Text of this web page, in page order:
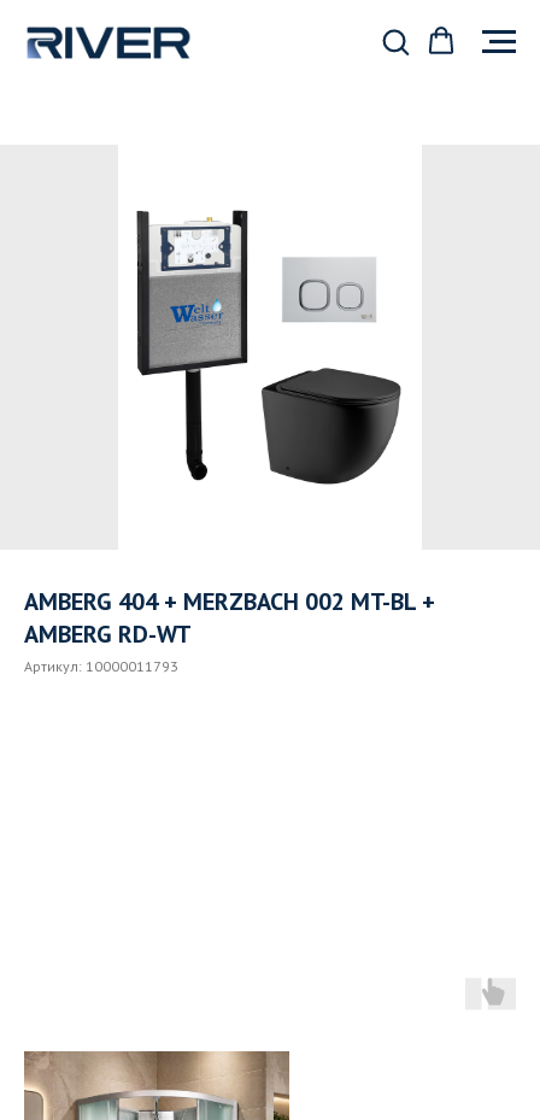
AMBERG 404 + MERZBACH 002 MT-BL +
AMBERG RD-WT
Артикул: 10000011793